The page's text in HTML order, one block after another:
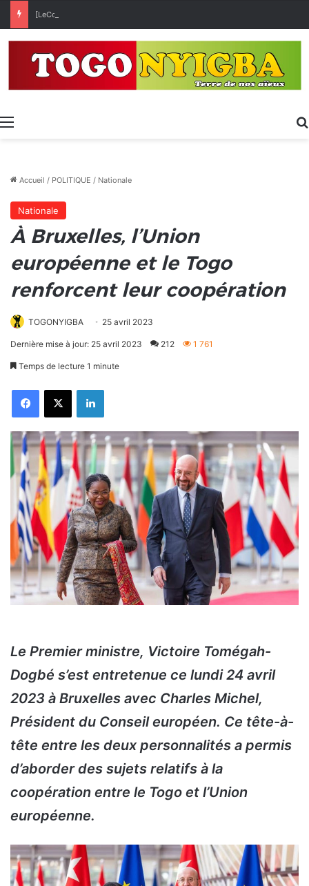
Menu
Accueil / POLITIQUE / Nationale
Nationale
À Bruxelles, l’Union
européenne et le Togo
renforcent leur coopération
TOGONYIGBA 25 avril 2023
Dernière mise à jour: 25 avril 2023 212 1 761
Temps de lecture 1 minute
FacebookX Linkedin
Le Premier ministre, Victoire Tomégah-
Dogbé s’est entretenue ce lundi 24 avril
2023 à Bruxelles avec Charles Michel,
Président du Conseil européen. Ce tête-à-
tête entre les deux personnalités a permis
d’aborder des sujets relatifs à la
coopération entre le Togo et l’Union
européenne.